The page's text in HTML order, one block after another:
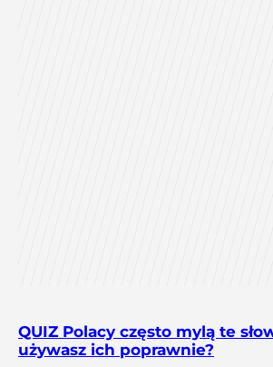
QUIZ Polacy często mylą te
używasz ich poprawnie?